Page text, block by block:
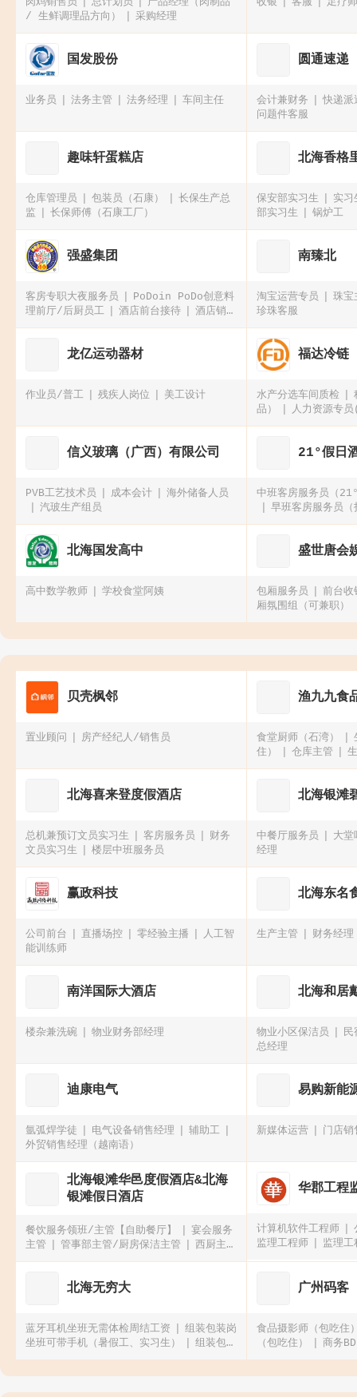
/ 生鲜调理品方向）
采购经理
国发股份
业务员 法务主管 法务经理 车间主任
圆通速递
会计兼财务
快递派
问题件客服
趣味轩蛋糕店
仓库管理员 包装员（石康）
长保生产总
监
长保师傅（石康工厂）
北海香格
保安部实习生
实习
部实习生
锅炉工
强盛集团
客房专职大夜服务员
PoDoin PoDo创意料
理前厅/后厨员工
酒店前台接待
酒店销售
经理
南臻北
淘宝运营专员
珠宝
珍珠客服
龙亿运动器材
作业员/普工 残疾人岗位 美工设计
福达冷链
水产分选车间质检
品）
人力资源专
冷链运营专员（24、
信义玻璃（广西）有限公司
PVB工艺技术员 成本会计
海外储备人员
汽玻生产组员
21°假日
中班客房服务员（
早班客房服务员
职
北海国发高中
高中数学教师 学校食堂阿姨
盛世唐会
包厢服务员
前台收
厢氛围组（可兼职）
贝壳枫邻
置业顾问 房产经纪人/销售员
渔九九食
食堂厨师（石湾）
住）
仓库主管
北海喜来登度假酒店
总机兼预订文员实习生 客房服务员
财务
文员实习生
楼层中班服务员
北海银滩
中餐厅服务员
大堂
经理
赢政科技
公司前台 直播场控 零经验主播
人工智
能训练师
北海东名
生产主管 财务经理
南洋国际大酒店
楼杂兼洗碗 物业财务部经理
北海和居
物业小区保洁员
民
总经理
迪康电气
氩弧焊学徒 电气设备销售经理
辅助工
外贸销售经理（越南语）
易购新能
新媒体运营 门店销
北海银滩华邑度假酒店&北海
银滩假日酒店
餐饮服务领班/主管【自助餐厅】
宴会服务
主管
管事部主管/厨房保洁主管
西厨主管
（西厨热菜）
华郡工程
计算机软件工程师
监理工程师
监理工
北海无穷大
蓝牙耳机坐班无需体检周结工资
组装包装岗
坐班可带手机（暑假工、实习生）
组装包装
岗坐班可带手机
显示屏检测（包吃住买社
广州码客
食品摄影师（包吃住
（包吃住）
商务BD
导